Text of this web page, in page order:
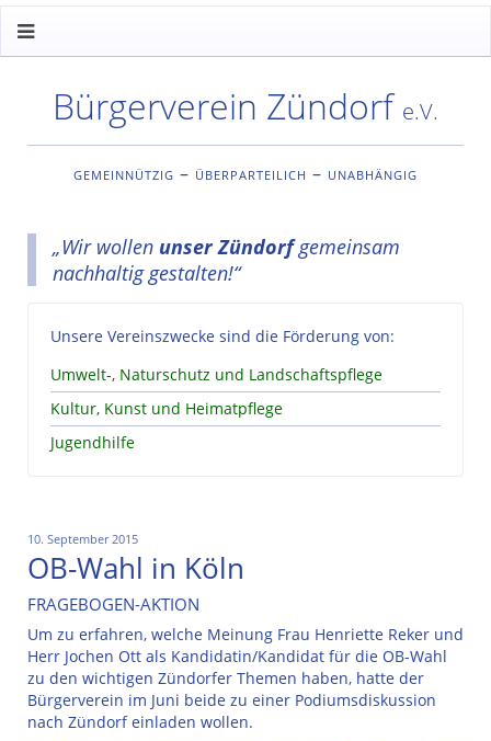
Bürgerverein Zündorf e.V.
gemeinnützig – überparteilich – unabhängig
„Wir wollen unser Zündorfgemeinsam
nachhaltig gestalten!“
Unsere Vereinszwecke sind die Förderung von:
Umwelt-, Naturschutz und Landschaftspflege
Kultur, Kunst und Heimatpflege
Jugendhilfe
10. September 2015
OB-Wahl in Köln
FRAGEBOGEN-AKTION
Um zu erfahren, welche Meinung Frau Henriette Reker und
Herr Jochen Ott als Kandidatin/Kandidat für die OB-Wahl
zu den wichtigen Zündorfer Themen haben, hatte der
Bürgerverein im Juni beide zu einer Podiumsdiskussion
nach Zündorf einladen wollen.